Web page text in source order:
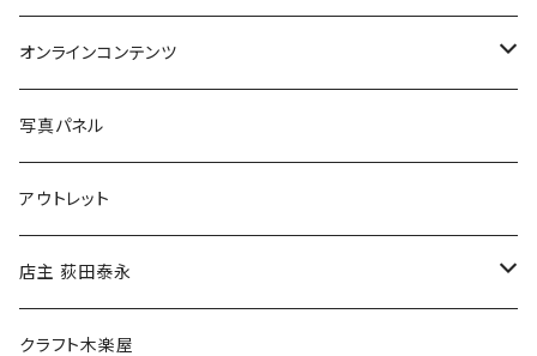
Tシャツ
バッグ
ブックカバー
マグカップ
傘
食料品
オンラインコンテンツ
冒険クロストーク
写真パネル
アウトレット
店主 荻田泰永
書籍
クラフト木楽屋